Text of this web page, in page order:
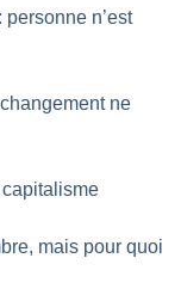
n’est
ne
capitalisme
mais pour quoi